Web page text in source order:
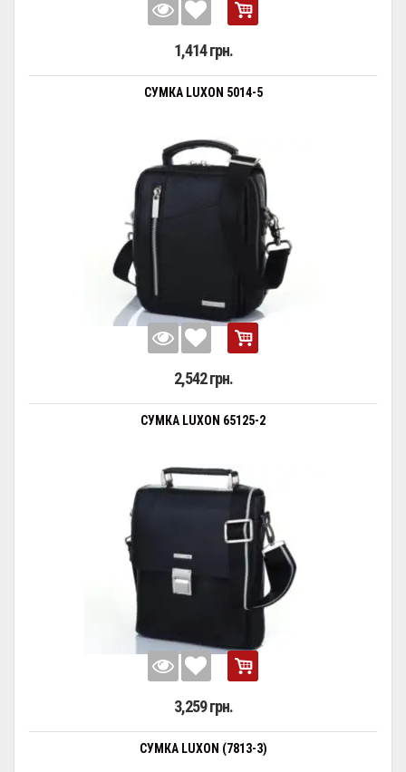
1,414 грн.
СУМКА LUXON 5014-5
2,542 грн.
СУМКА LUXON 65125-2
3,259 грн.
СУМКА LUXON (7813-3)